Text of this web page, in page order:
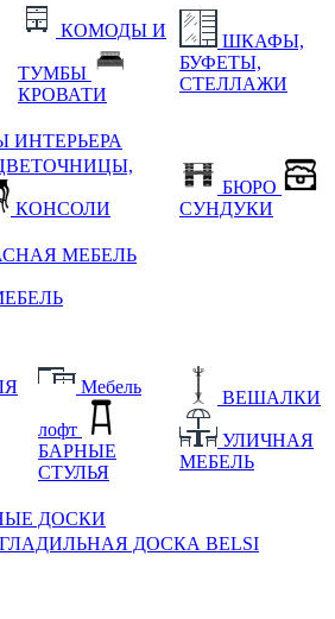
КОМОДЫ И
ТУМБЫ
КРОВАТИ
ШКАФЫ,
БУФЕТЫ,
СТЕЛЛАЖИ
ИНТЕРЬЕРА
КОНСОЛИ
БЮРО
СУНДУКИ
МЕБЕЛЬ
Мебель
лофт
БАРНЫЕ
СТУЛЬЯ
ВЕШАЛКИ
УЛИЧНАЯ
МЕБЕЛЬ
ДОСКИ
ДОСКА BELSI